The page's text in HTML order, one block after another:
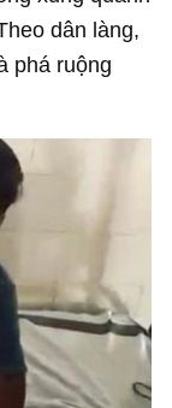
dân làng,
phá ruộng